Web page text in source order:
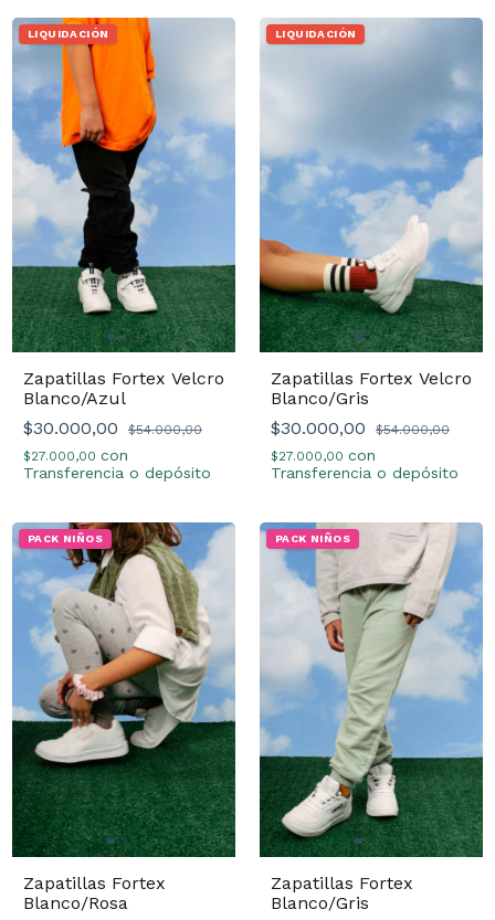
LIQUIDACIÓN
Zapatillas Fortex Velcro
Blanco/Azul
$30.000,00
$54.000,00
$27.000,00 con
Transferencia o depósito
LIQUIDACIÓN
Zapatillas Fortex Velcro
Blanco/Gris
$30.000,00
$54.000,00
$27.000,00 con
Transferencia o depósito
PACK NIÑOS
Zapatillas Fortex
Blanco/Rosa
PACK NIÑOS
Zapatillas Fortex
Blanco/Gris